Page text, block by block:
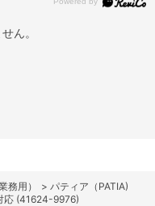
ん。
務用） > パティア（PATIA)
応 (41624-9976)